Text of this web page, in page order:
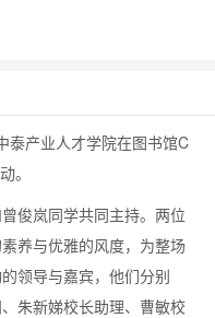
泰产业人才学院在图书馆C
。
俊岚同学共同主持。两位
养与优雅的风度，为整场
领导与嘉宾，他们分别
朱新娣校长助理、曹敏校